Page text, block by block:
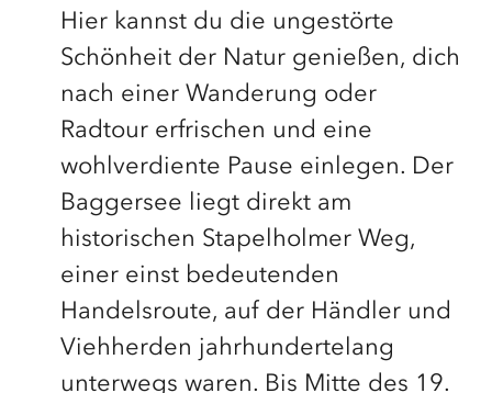
Hier kannst du die ungestörte
Schönheit der Natur genießen, dich
nach einer Wanderung oder
Radtour erfrischen und eine
wohlverdiente Pause einlegen. Der
Baggersee liegt direkt am
historischen Stapelholmer Weg,
einer einst bedeutenden
Handelsroute, auf der Händler und
Viehherden jahrhundertelang
unterwegs waren. Bis Mitte des 19.